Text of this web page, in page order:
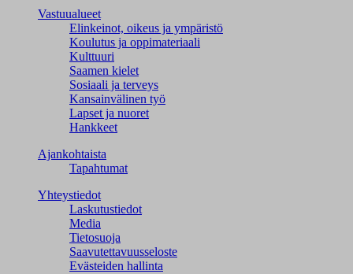
Vastuualueet
Elinkeinot, oikeus ja ympäristö
Koulutus ja oppimateriaali
Kulttuuri
Saamen kielet
Sosiaali ja terveys
Kansainvälinen työ
Lapset ja nuoret
Hankkeet
Ajankohtaista
Tapahtumat
Yhteystiedot
Laskutustiedot
Media
Tietosuoja
Saavutettavuusseloste
Evästeiden hallinta